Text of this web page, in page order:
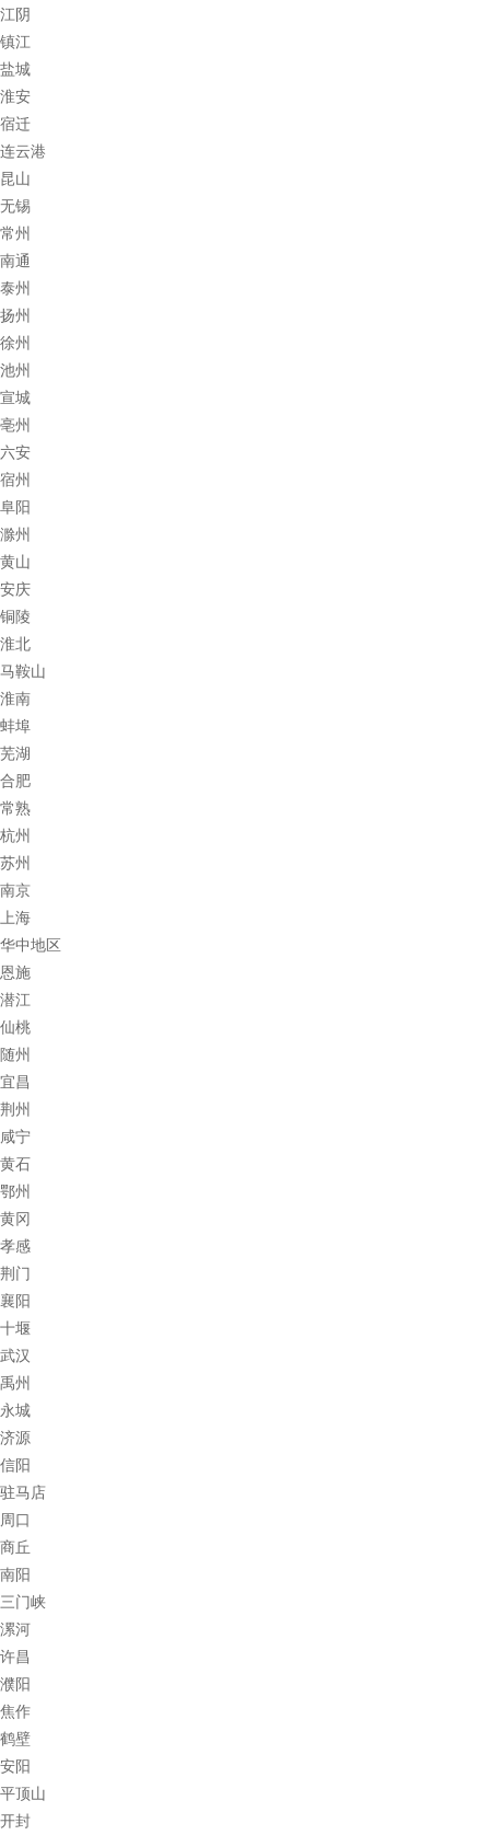
江阴
镇江
盐城
淮安
宿迁
连云港
昆山
无锡
常州
南通
泰州
扬州
徐州
池州
宣城
亳州
六安
宿州
阜阳
滁州
黄山
安庆
铜陵
淮北
马鞍山
淮南
蚌埠
芜湖
合肥
常熟
杭州
苏州
南京
上海
华中地区
恩施
潜江
仙桃
随州
宜昌
荆州
咸宁
黄石
鄂州
黄冈
孝感
荆门
襄阳
十堰
武汉
禹州
永城
济源
信阳
驻马店
周口
商丘
南阳
三门峡
漯河
许昌
濮阳
焦作
鹤壁
安阳
平顶山
开封